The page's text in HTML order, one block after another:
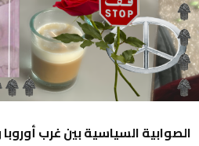
الصوابية السياسية بين غرب